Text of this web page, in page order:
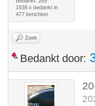
1538 x bedankt in
477 berichten
Zoek
Bedankt door: